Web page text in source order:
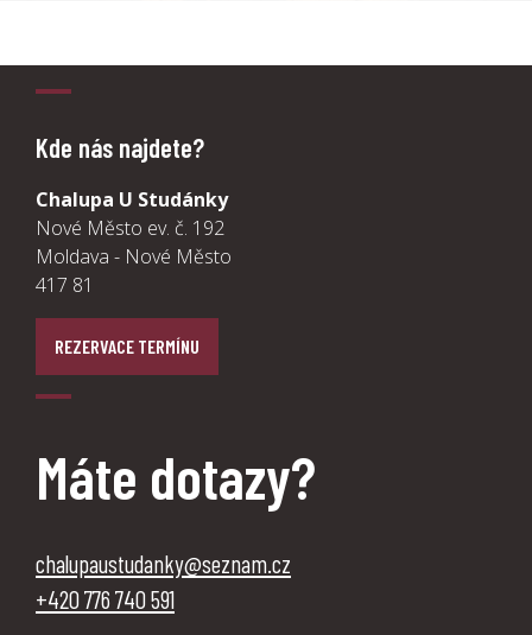
Kde nás najdete?
Chalupa U Studánky
Nové Město ev. č. 192
Moldava - Nové Město
417 81
REZERVACE TERMÍNU
Máte dotazy?
chalupaustudanky@seznam.cz
‭+420 776 740 591